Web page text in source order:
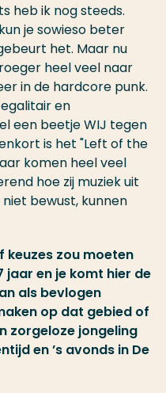
heb ik nog steeds.
je sowieso beter
het. Maar nu
heel veel naar
in de hardcore punk.
en
een beetje WIJ tegen
is het "Left of the
komen heel veel
hoe zij muziek uit
bewust, kunnen
keuzes zou moeten
jaar en je komt hier de
als bevlogen
op dat gebied of
zorgeloze jongeling
en ’s avonds in De